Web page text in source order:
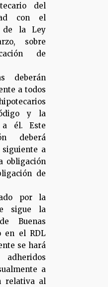
del
con el
de la Ley
sobre
de
deberán
a todos
y la
a él. Este
deberá
a
obligación
de
por la
sigue la
Buenas
en el RDL
se hará
a
relativa al